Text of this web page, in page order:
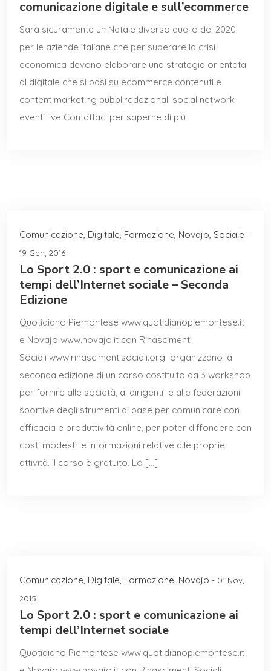
comunicazione digitale e sull’ecommerce
Sarà sicuramente un Natale diverso quello del 2020
per le aziende italiane che per superare la crisi
economica devono elaborare una strategia orientata
al digitale che si basi su ecommerce contenuti e
content marketing pubbliredazionali social network
eventi live Contattaci per saperne di più
Comunicazione, Digitale, Formazione, Novajo, Sociale -
19 Gen, 2016
Lo Sport 2.0 : sport e comunicazione ai
tempi dell’Internet sociale – Seconda
Edizione
Quotidiano Piemontese www.quotidianopiemontese.it
e Novajo www.novajo.it con Rinascimenti
Sociali www.rinascimentisociali.org organizzano la
seconda edizione di un corso costituito da 3 workshop
per fornire alle società, ai dirigenti e alle federazioni
sportive degli strumenti di base per comunicare con
efficacia e produttività online, per poter diffondere con
costi modesti le informazioni relative alle proprie
attività. Il corso è gratuito. Lo […]
Comunicazione, Digitale, Formazione, Novajo - 01 Nov,
2015
Lo Sport 2.0 : sport e comunicazione ai
tempi dell’Internet sociale
Quotidiano Piemontese www.quotidianopiemontese.it